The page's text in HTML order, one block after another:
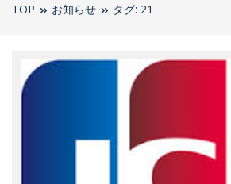
TOP お知らせ タグ: 21